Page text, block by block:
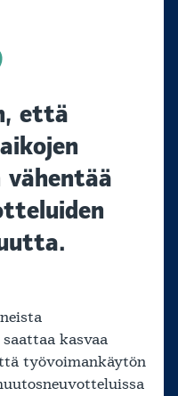
että
kasvaa
työvoimankäytön